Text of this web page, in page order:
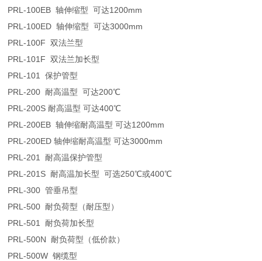
PRL-100EB 轴伸缩型 可达1200mm
PRL-100ED 轴伸缩型 可达3000mm
PRL-100F 双法兰型
PRL-101F 双法兰加长型
PRL-101 保护管型
PRL-200 耐高温型 可达200℃
PRL-200S 耐高温型 可达400℃
PRL-200EB 轴伸缩耐高温型 可达1200mm
PRL-200ED 轴伸缩耐高温型 可达3000mm
PRL-201 耐高温保护管型
PRL-201S 耐高温加长型 可选250℃或400℃
PRL-300 管垂吊型
PRL-500 耐负荷型（耐压型）
PRL-501 耐负荷加长型
PRL-500N 耐负荷型（低价款）
PRL-500W 钢缆型